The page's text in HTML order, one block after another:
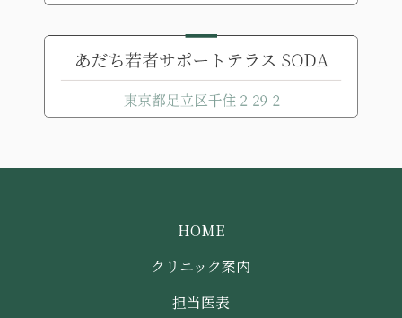
HOME
クリニック案内
担当医表